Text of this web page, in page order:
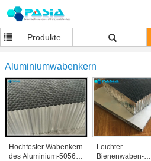
Produkte
Aluminiumwabenkern
Hochfester Wabenkern
des Aluminium-5056
Leichter
Bienenwaben-